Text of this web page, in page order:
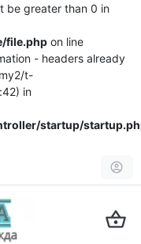
be greater than 0 in
file.php on line
- headers already
t-
in
startup/